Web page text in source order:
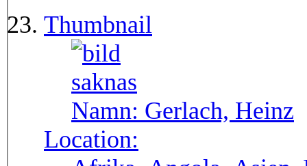
Thumbnail
Namn: Gerlach, Heinz
Location: